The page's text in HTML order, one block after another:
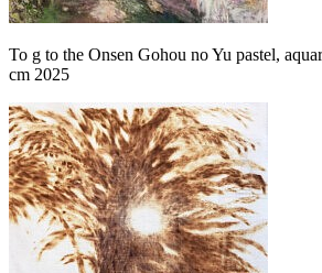
To g to the Onsen Gohou no Yu pastel,
cm 2025